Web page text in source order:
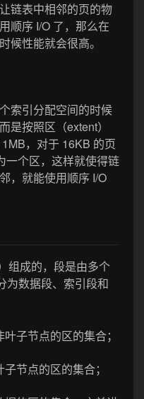
链表中相邻的页的物
顺序 I/O 了，那么在
候性能就会很高。
索引分配空间的时候
是按照区（extent）
，对于 16KB 的页
一个区，这样就使得链
，就能使用顺序 I/O
组成的，段是由多个
为数据段、索引段和
子节点的区的集合；
节点的区的集合；